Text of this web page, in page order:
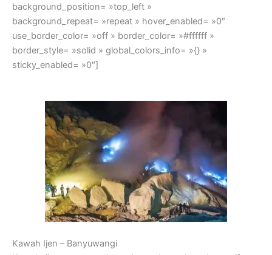
background_position= »top_left »
background_repeat= »repeat » hover_enabled= »0″
use_border_color= »off » border_color= »#ffffff »
border_style= »solid » global_colors_info= »{} »
sticky_enabled= »0″]
Kawah Ijen – Banyuwangi